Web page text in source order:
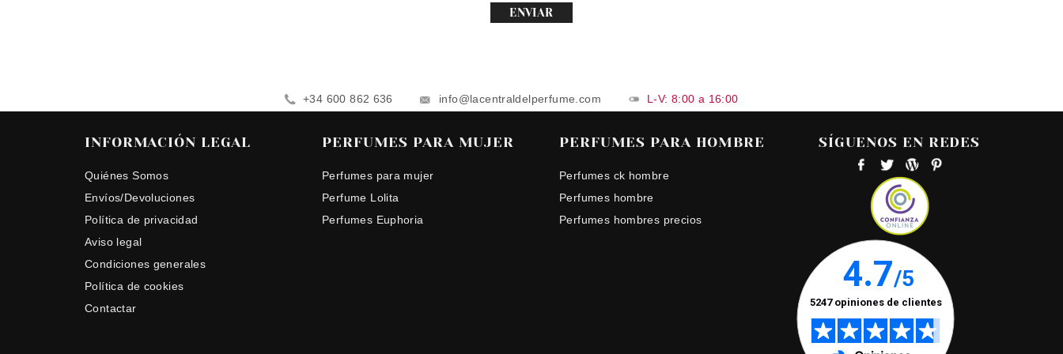
ENVIAR
+34 600 862 636 info@lacentraldelperfume.com L-V: 8:00 a 16:00
INFORMACIÓN LEGAL
Quiénes Somos
Envíos/Devoluciones
Política de privacidad
Aviso legal
Condiciones generales
Política de cookies
Contactar
PERFUMES PARA MUJER
Perfumes para mujer
Perfume Lolita
Perfumes Euphoria
PERFUMES PARA HOMBRE
Perfumes ck hombre
Perfumes hombre
Perfumes hombres precios
SÍGUENOS EN REDES